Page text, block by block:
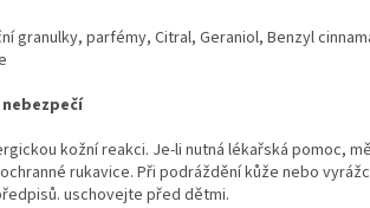
granulky, parfémy, Citral, Geraniol, Benzyl
kožní reakci. Je-li nutná lékařská pomoc,
rukavice. Při podráždění kůže nebo
uschovejte před dětmi.